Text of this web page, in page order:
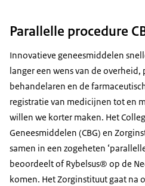
Download
een aanvraag bij ons
basispakket. Zodra we
wetenschappelijke
ontvangen, gaan we aan
We beantwoorden vragen
Hoe ernstig is de ziekte?
Hoe goed werkt het
Bij welke groep
En, wat kost het ten
oplevert voor de patiënt?
Parallelle procedure
Innovatieve geneesmiddelen
langer een wens van de
behandelaren en de
registratie van medicijnen tot en
willen we korter maken. Het
Geneesmiddelen (CBG) en
samen in een zogeheten
beoordeelt of Rybelsus® op de
komen. Het Zorginstituut gaat na